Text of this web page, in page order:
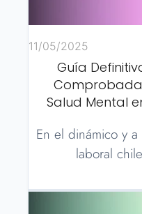
11/05/2025
Guía
Salud Mental
En el dinámico y
laboral